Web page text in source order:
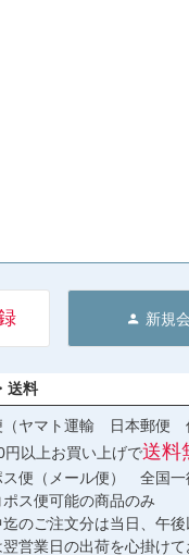
新規
送料
（ヤマト運輸 日本郵便
円以上お買い上げで送料
ス便（メール便） 全国一
ス便可能の商品のみ
のご注文分は当日、午
営業日の出荷を心掛けて